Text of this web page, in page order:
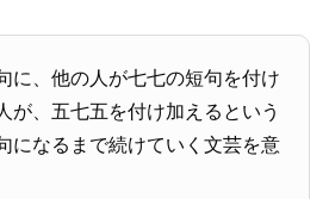
に、他の人が七七の短句を付け
が、五七五を付け加えるという
になるまで続けていく文芸を意